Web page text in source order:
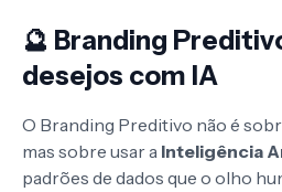
🔮 Branding
desejos com IA
O Branding Preditivo não é
mas sobre usar a Inteligência
padrões de dados que o olho